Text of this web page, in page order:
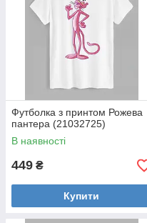
Футболка з принтом Рожева
пантера (21032725)
В наявності
449 ₴
Купити